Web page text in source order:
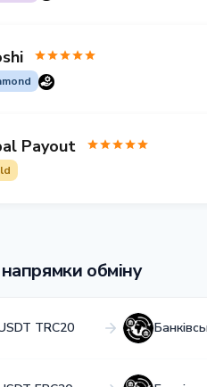
Payout
обміну
TRC20